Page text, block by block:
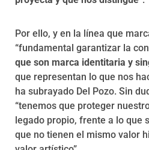
Por ello, y en la línea que
“fundamental garantizar la
que son marca identitaria y
que representan lo que nos
ha subrayado Del Pozo. Sin
“tenemos que proteger
legado propio, frente a lo que
que no tienen el mismo valor